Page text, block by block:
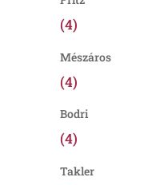
(4)
Mészáros
(4)
Bodri
(4)
Takler